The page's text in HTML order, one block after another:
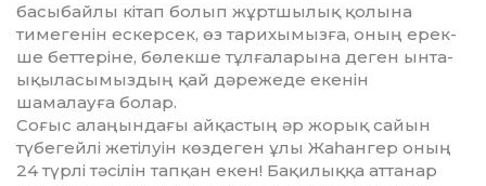
басыбайлы кітап болып жұртшылық қолына
тимегенін ес­керсек, өз тарихымызға, оның ерек­
ше беттеріне, бөлекше тұлға­ларына деген ынта-
ықыласымыздың қай дәрежеде екенін
шамалауға болар.
Соғыс алаңындағы айқастың әр жорық сайын
түбегейлі жетілуін көз­деген ұлы Жаһангер оның
24 түрлі тә­сілін тапқан екен! Бақилыққа аттанар